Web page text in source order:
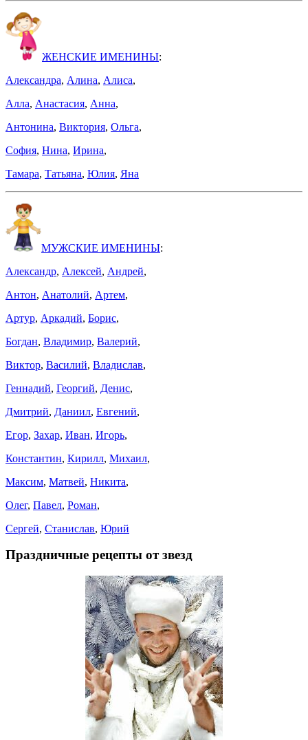
ЖЕНСКИЕ ИМЕНИНЫ:
Александра, Алина, Алиса,
Алла, Анастасия, Анна,
Антонина, Виктория, Ольга,
София, Нина, Ирина,
Тамара, Татьяна, Юлия, Яна
МУЖСКИЕ ИМЕНИНЫ:
Александр, Алексей, Андрей,
Антон, Анатолий, Артем,
Артур, Аркадий, Борис,
Богдан, Владимир, Валерий,
Виктор, Василий, Владислав,
Геннадий, Георгий, Денис,
Дмитрий, Даниил, Евгений,
Егор, Захар, Иван, Игорь,
Константин, Кирилл, Михаил,
Максим, Матвей, Никита,
Олег, Павел, Роман,
Сергей, Станислав, Юрий
Праздничные рецепты от звезд